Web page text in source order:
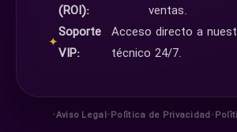
(ROI):
ventas.
✦
Soporte
VIP:
Acceso directo a
técnico 24/7.
•Aviso Legal•Política de Privacidad•